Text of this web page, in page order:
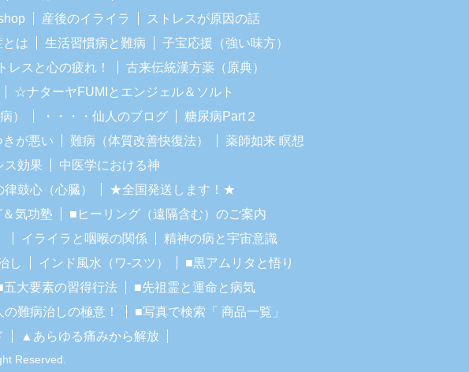
産後のイライラ
ストレスが原因の話
とは 生活習慣病と難病
子宝応援（強い味方）
レスと心の疲れ！
古来伝統漢方薬（原典）
☆ナターヤFUMIとエンジェル＆ソルト
） ・・・・仙人のブログ
糖尿病Part２
が悪い 難病（体質改善快復法）
薬師如来 瞑想
ス効果
中医学における神
鼓心（心臓）
★全国発送します！★
気功塾
■ヒーリング（遠隔含む）のご案内
イライラと咽喉の関係
精神の病と宇宙意識
し インド風水（ワ-スツ）
■黒アムリタと悟り
五大要素の習得行法
■先祖霊と運命と病気
の難病治しの極意！
■写真で検索「 商品一覧」
▲あらゆる痛みから解放
Reserved.